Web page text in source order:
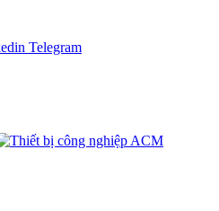
Telegram